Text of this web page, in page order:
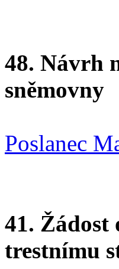
48. Návrh
sněmovny
Poslanec
41. Žádost
trestnímu